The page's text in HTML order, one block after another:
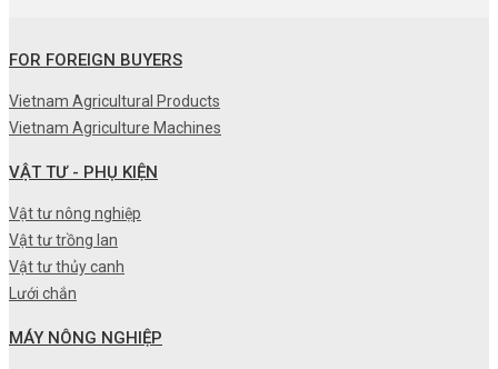
FOR FOREIGN BUYERS
Vietnam Agricultural Products
Vietnam Agriculture Machines
VẬT TƯ - PHỤ KIỆN
Vật tư nông nghiệp
Vật tư trồng lan
Vật tư thủy canh
Lưới chắn
MÁY NÔNG NGHIỆP